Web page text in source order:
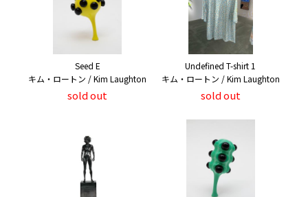
Seed E
キム・ロートン / Kim Laughton
sold out
Undefined T-shirt 1
キム・ロートン / Kim Laughton
sold out